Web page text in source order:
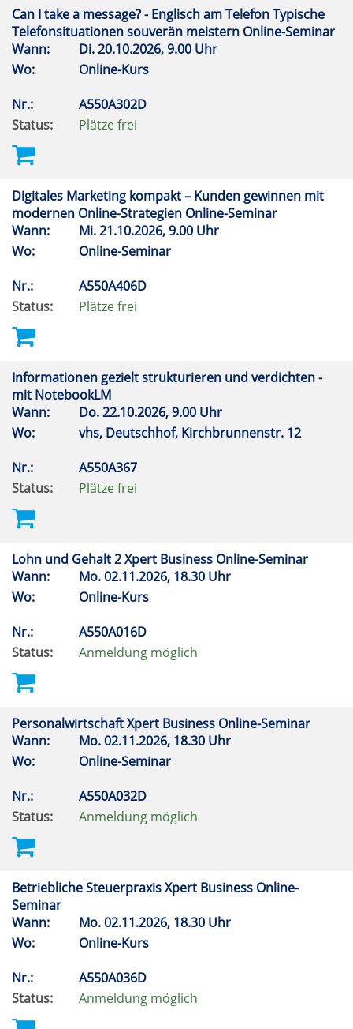
Can I take a message? - Englisch am Telefon Typische
Telefonsituationen souverän meistern Online-Seminar
Wann:
Di.20.10.2026, 9.00 Uhr
Wo:
Online-Kurs
Nr.:
A550A302D
Status:
Plätze frei
Digitales Marketing kompakt – Kunden gewinnen mit
modernen Online-Strategien Online-Seminar
Wann:
Mi.21.10.2026, 9.00 Uhr
Wo:
Online-Seminar
Nr.:
A550A406D
Status:
Plätze frei
Informationen gezielt strukturieren und verdichten -
mit NotebookLM
Wann:
Do.22.10.2026, 9.00 Uhr
Wo:
vhs, Deutschhof, Kirchbrunnenstr. 12
Nr.:
A550A367
Status:
Plätze frei
Lohn und Gehalt 2 Xpert Business Online-Seminar
Wann:
Mo.02.11.2026, 18.30 Uhr
Wo:
Online-Kurs
Nr.:
A550A016D
Status:
Anmeldung möglich
Personalwirtschaft Xpert Business Online-Seminar
Wann:
Mo.02.11.2026, 18.30 Uhr
Wo:
Online-Seminar
Nr.:
A550A032D
Status:
Anmeldung möglich
Betriebliche Steuerpraxis Xpert Business Online-
Seminar
Wann:
Mo.02.11.2026, 18.30 Uhr
Wo:
Online-Kurs
Nr.:
A550A036D
Status:
Anmeldung möglich